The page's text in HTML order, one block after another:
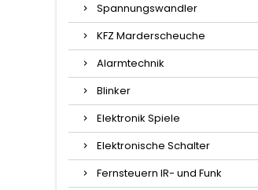
Spannungswandler
KFZ Marderscheuche
Alarmtechnik
Blinker
Elektronik Spiele
Elektronische Schalter
Fernsteuern IR- und Funk